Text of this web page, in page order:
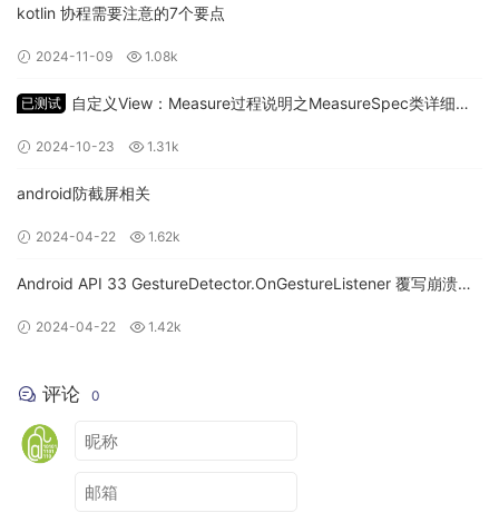
Kotlin 是 Andorid 认可的首选开发语言，我们的项目
中，所有代码都使用 Kotlin 开发。Kotlin 的语法十分
25%。此外 Kotlin 还具有很多 Java 所不具备的优秀
特性：
以及数据的不可变性。
Null Safety
kotlin 协程需要注意的7个要点
2024-11-09 1.08k
已测试
自定义View：Measure过程说明之MeasureSpec类详细讲
2024-10-23 1.31k
android防截屏相关
2024-04-22 1.62k
Android API 33 GestureDetector.OnGestureListener 覆写崩溃问
2024-04-22 1.42k
评论 0